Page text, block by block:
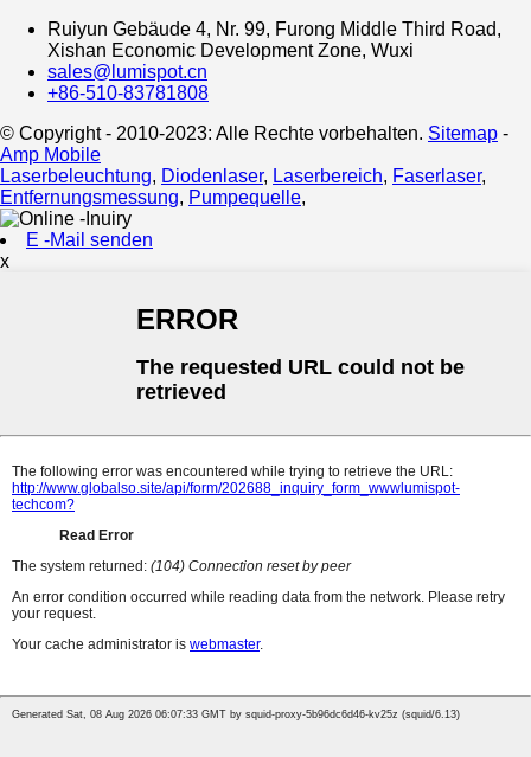
Ruiyun Gebäude 4, Nr. 99, Furong Middle Third Road,
Xishan Economic Development Zone, Wuxi
sales@lumispot.cn
+86-510-83781808
© Copyright - 2010-2023: Alle Rechte vorbehalten. Sitemap -
Amp Mobile
Laserbeleuchtung, Diodenlaser, Laserbereich, Faserlaser,
Entfernungsmessung, Pumpequelle,
E -Mail senden
x